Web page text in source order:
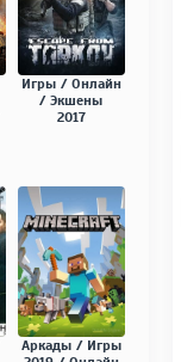
Игры / Онлайн
/ Экшены
2017
Аркады / Игры